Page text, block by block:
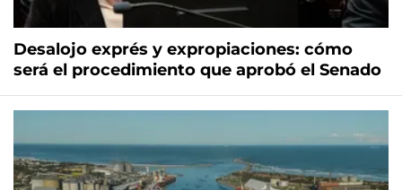
Desalojo exprés y expropiaciones: cómo
será el procedimiento que aprobó el Senado